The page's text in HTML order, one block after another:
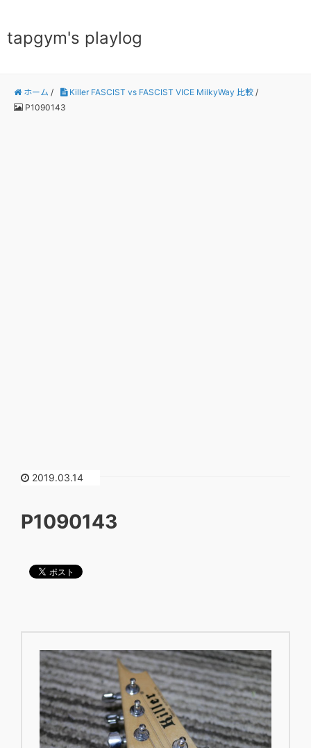
tapgym's playlog
ホーム / Killer FASCIST vs FASCIST VICE MilkyWay 比較 /
P1090143
2019.03.14
P1090143